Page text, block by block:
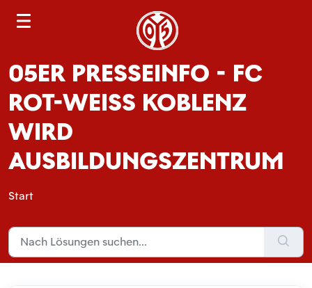
05ER PRESSEINFO - FC
ROT-WEISS KOBLENZ
WIRD
AUSBILDUNGSZENTRUM
Start